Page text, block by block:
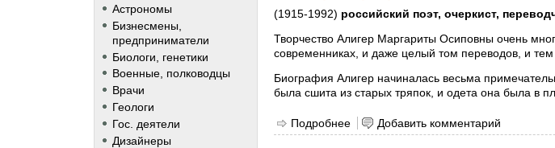
Астрономы
Бизнесмены,
предприниматели
Биологи, генетики
Военные, полководцы
Врачи
Геологи
Гос. деятели
Дизайнеры
(1915-1992) российский поэт, очеркист,
Творчество Алигер Маргариты Осиповны очень
современниках, и даже целый том переводов, и
Биография Алигер начиналась весьма
была сшита из старых тряпок, и одета она была в
Подробнее о Алигер Маргарита Осиповна
Добавить комментарий